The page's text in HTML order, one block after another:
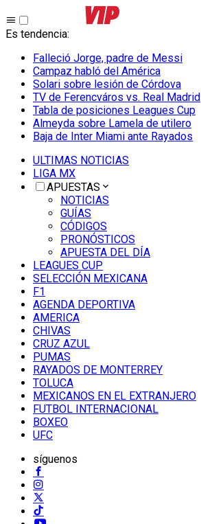
Es tendencia:
Falleció Jorge, padre de Messi
Campaz habló del América
Solari sobre lesión de Córdova
TV de Ferencváros vs. Real Madrid
Tabla de posiciones Leagues Cup
Almeyda sobre Lamela de utilero
Baja de Inter Miami ante Rayados
ULTIMAS NOTICIAS
LIGA MX
APUESTAS
NOTICIAS
GUÍAS
CÓDIGOS
PRONÓSTICOS
APUESTA DEL DÍA
LEAGUES CUP
SELECCIÓN MEXICANA
F1
AGENDA DEPORTIVA
AMERICA
CHIVAS
CRUZ AZUL
PUMAS
RAYADOS DE MONTERREY
TOLUCA
MEXICANOS EN EL EXTRANJERO
FUTBOL INTERNACIONAL
BOXEO
UFC
síguenos